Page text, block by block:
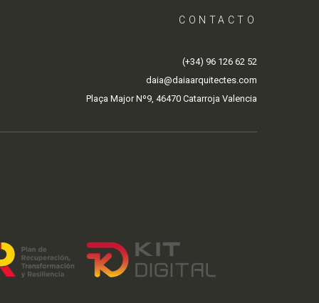
CONTACTO
(+34) 96 126 62 52
daia@daiaarquitectes.com
Plaça Major Nº9, 46470 Catarroja Valencia